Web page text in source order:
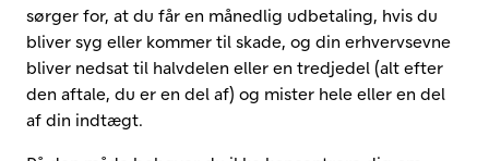
sørger for, at du får en månedlig udbetaling, hvis du
bliver syg eller kommer til skade, og din erhvervsevne
bliver nedsat til halvdelen eller en tredjedel (alt efter
den aftale, du er en del af) og mister hele eller en del
af din indtægt.